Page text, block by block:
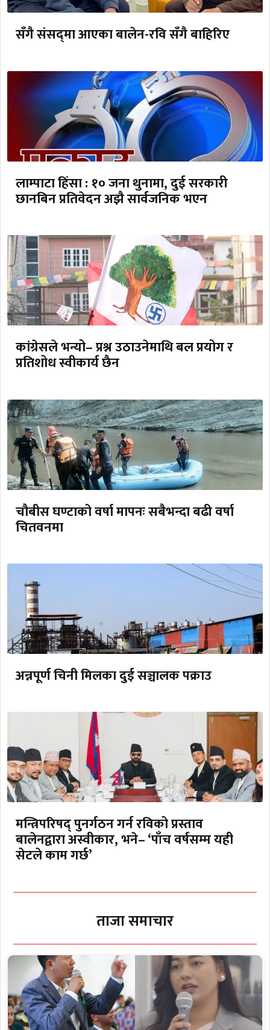
सँगै संसद्‌मा आएका बालेन-रवि सँगै बाहिरिए
लाम्पाटा हिंसा : १० जना थुनामा, दुई सरकारी
छानबिन प्रतिवेदन अझै सार्वजनिक भएन
कांग्रेसले भन्यो– प्रश्न उठाउनेमाथि बल प्रयोग र
प्रतिशोध स्वीकार्य छैन
चौबीस घण्टाको वर्षा मापनः सबैभन्दा बढी वर्षा
चितवनमा
अन्नपूर्ण चिनी मिलका दुई सञ्चालक पक्राउ
मन्त्रिपरिषद् पुनर्गठन गर्न रविको प्रस्ताव
बालेनद्वारा अस्वीकार, भने– ‘पाँच वर्षसम्म यही
सेटले काम गर्छ’
ताजा समाचार